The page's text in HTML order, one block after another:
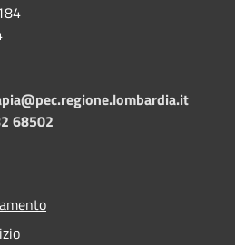
regione.lombardia.it
68502